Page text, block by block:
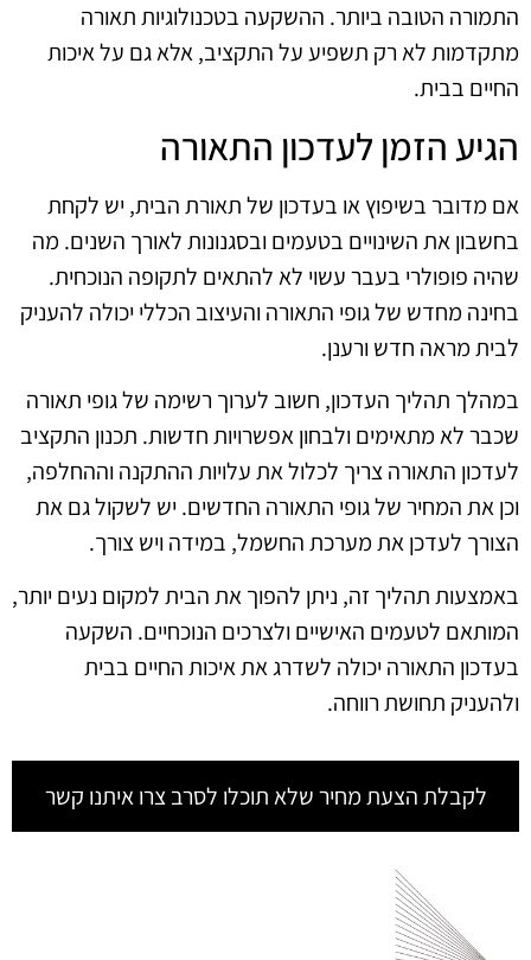
התמורה הטובה ביותר. ההשקעה בטכנולוגיות תאורה
מתקדמות לא רק תשפיע על התקציב, אלא גם על איכות
החיים בבית.
הגיע הזמן לעדכון התאורה
אם מדובר בשיפוץ או בעדכון של תאורת הבית, יש לקחת
בחשבון את השינויים בטעמים ובסגנונות לאורך השנים. מה
שהיה פופולרי בעבר עשוי לא להתאים לתקופה הנוכחית.
בחינה מחדש של גופי התאורה והעיצוב הכללי יכולה להעניק
לבית מראה חדש ורענן.
במהלך תהליך העדכון, חשוב לערוך רשימה של גופי תאורה
שכבר לא מתאימים ולבחון אפשרויות חדשות. תכנון התקציב
לעדכון התאורה צריך לכלול את עלויות ההתקנה וההחלפה,
וכן את המחיר של גופי התאורה החדשים. יש לשקול גם את
הצורך לעדכן את מערכת החשמל, במידה ויש צורך.
באמצעות תהליך זה, ניתן להפוך את הבית למקום נעים יותר,
המותאם לטעמים האישיים ולצרכים הנוכחיים. השקעה
בעדכון התאורה יכולה לשדרג את איכות החיים בבית
ולהעניק תחושת רווחה.
לקבלת הצעת מחיר שלא תוכלו לסרב צרו איתנו קשר